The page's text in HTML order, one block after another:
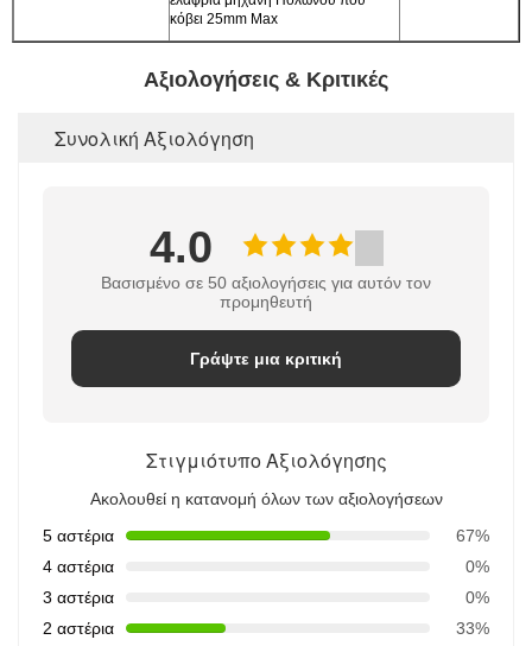
Αξιολογήσεις & Κριτικές
Συνολική Αξιολόγηση
4.0
Βασισμένο σε 50 αξιολογήσεις για αυτόν τον
προμηθευτή
Γράψτε μια κριτική
Στιγμιότυπο Αξιολόγησης
Ακολουθεί η κατανομή όλων των αξιολογήσεων
5 αστέρια
67%
4 αστέρια
0%
3 αστέρια
0%
2 αστέρια
33%